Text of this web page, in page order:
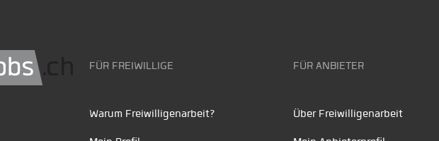
FÜR FREIWILLIGE
Warum Freiwilligenarbeit?
FÜR ANBIETER
Über Freiwilligenarbeit